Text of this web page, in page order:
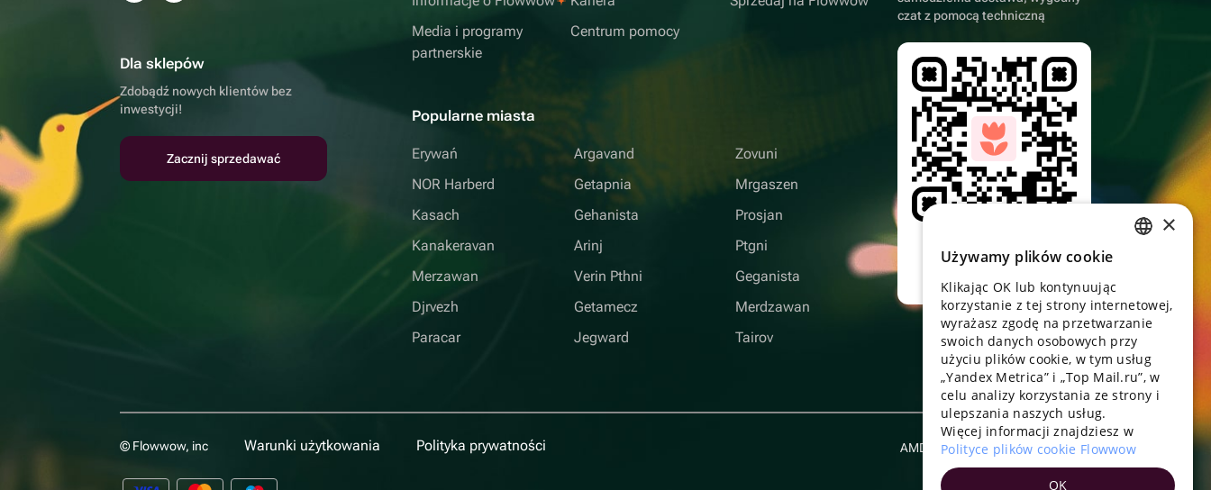
Dla sklepów
Zdobądź nowych klientów bez
inwestycji!
Zacznij sprzedawać
Media i programy
partnerskie
Centrum pomocy
Popularne miasta
Erywań
NOR Harberd
Kasach
Kanakeravan
Merzawan
Djrvezh
Paracar
Argavand
Getapnia
Gehanista
Arinj
Verin Pthni
Getamecz
Jegward
Zovuni
Mrgaszen
Prosjan
Ptgni
Geganista
Merdzawan
Tairov
czat z pomocą techniczną
pobierz aplikację
© Flowwow, inc Warunki użytkowania Polityka prywatności AMD Polski
UKRAINIAN
PORTUGUESE
SPANISH
×
Używamy plików cookie
Klikając OK lub kontynuując
korzystanie z tej strony internetowej,
wyrażasz zgodę na przetwarzanie
swoich danych osobowych przy
użyciu plików cookie, w tym usług
„Yandex Metrica” i „Top Mail.ru”, w
celu analizy korzystania ze strony i
ulepszania naszych usług.
Więcej informacji znajdziesz w
Polityce plików cookie Flowwow
OK